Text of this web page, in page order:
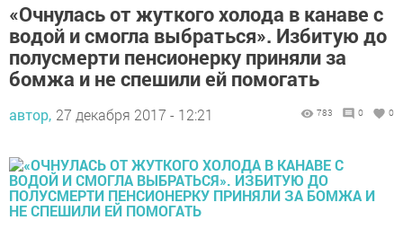
«Очнулась от жуткого холода в канаве с
водой и смогла выбраться». Избитую до
полусмерти пенсионерку приняли за
бомжа и не спешили ей помогать
автор, 27 декабря 2017 - 12:21 783 0 0